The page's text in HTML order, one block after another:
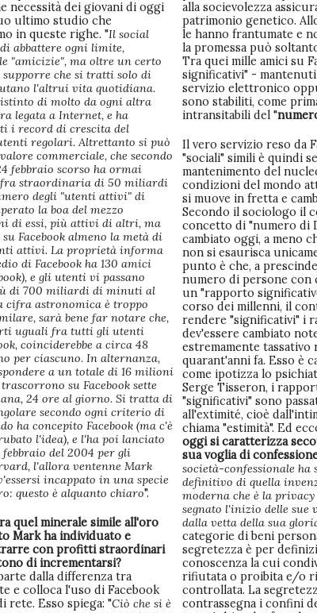
necessità dei giovani di oggi
ultimo studio che
in queste righe. "Il social
abbattere ogni limite,
"amicizie", ma oltre un certo
che si tratti solo di
l'altrui vita quotidiana.
di molto da ogni altra
legata a Internet, e ha
i record di crescita del
regolari. Altrettanto si può
commerciale, che secondo
febbraio scorso ha ormai
straordinaria di 50 miliardi
degli "utenti attivi" di
la boa del mezzo
di essi, più attivi di altri, ma
Facebook almeno la metà di
attivi. La proprietà informa
di Facebook ha 130 amici
e gli utenti vi passano
di 700 miliardi di minuti al
cifra astronomica è troppo
sarà bene far notare che,
uguali fra tutti gli utenti
coinciderebbe a circa 48
per ciascuno. In alternanza,
a un totale di 16 milioni
su Facebook sette
24 ore al giorno. Si tratta di
secondo ogni criterio di
ha concepito Facebook (ma c'è
l'idea), e l'ha poi lanciato
del 2004 per gli
l'allora ventenne Mark
incappato in una specie
questo è alquanto chiaro".
quel minerale simile all'oro
Mark ha individuato e
con profitti straordinari
di incrementarsi?
dalla differenza tra
e colloca l'uso di Facebook
rete. Esso spiega: "Ciò che si è
alla socievolezza
patrimonio genetico.
le hanno frantumate e
la promessa può
Tra quei mille amici su
significativi" -
servizio elettronico
sono stabiliti, come
intransitabili del "
Il vero servizio reso da
"sociali" simili è quindi
mantenimento del
condizioni del mondo
si muove in fretta e
Secondo il sociologo il
concetto di "numero di
cambiato oggi, a meno
non si esaurisca
punto è che, a
numero di persone con
un "rapporto
corso dei millenni, il
rendere "significativi" i
dev'essere cambiato
estremamente
quarant'anni fa. Esso è
come ipotizza lo
Serge Tisseron, i
"significativi" sono
all'extimité, cioè
chiama "estimità". Ed
oggi si caratterizza
sua voglia di
società-confessionale
definitivo di quella
moderna che è la
segnato l'inizio delle sue
dalla vetta della sua
categorie di beni
segretezza è per
conoscenza la cui
rifiutata o proibita e/o
controllata. La
contrassegna i confini